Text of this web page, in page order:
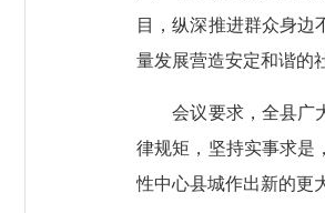
目，纵深推进群众身
量发展营造安定和谐的
会议要求，全县广大
律规矩，坚持实事求是
性中心县城作出新的更